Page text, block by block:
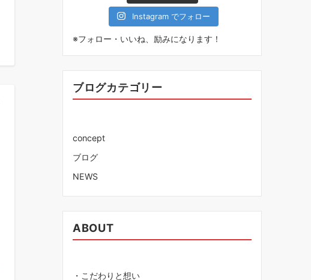
Instagram でフォロー
※フォロー・いいね、励みになります！
ブログカテゴリー
concept
ブログ
NEWS
ABOUT
・こだわりと想い